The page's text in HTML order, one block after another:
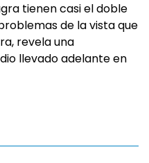
tienen casi el doble
de la vista que
revela una
llevado adelante en